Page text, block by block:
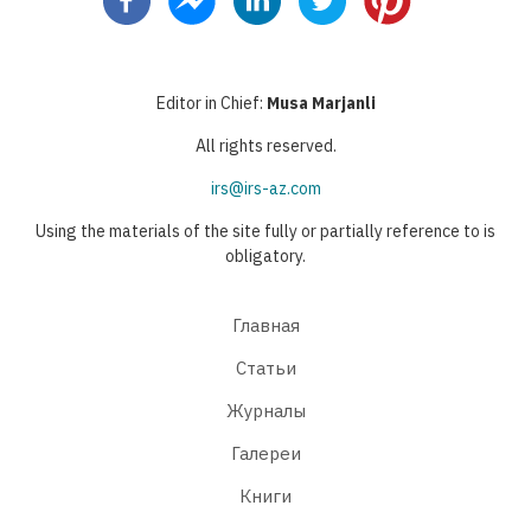
Editor in Chief: Musa Marjanli
All rights reserved.
irs@irs-az.com
Using the materials of the site fully or partially reference to is
obligatory.
Главная
Статьи
Журналы
Галереи
Книги